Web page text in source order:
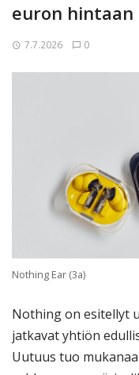
euron hintaan
7.7.2026 0
Nothing Ear (3a)
Nothing on esitellyt
jatkavat yhtiön
Uutuus tuo